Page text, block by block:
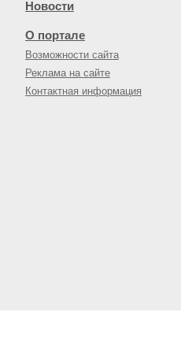
Новости
О портале
Возможности сайта
Реклама на сайте
Контактная информация